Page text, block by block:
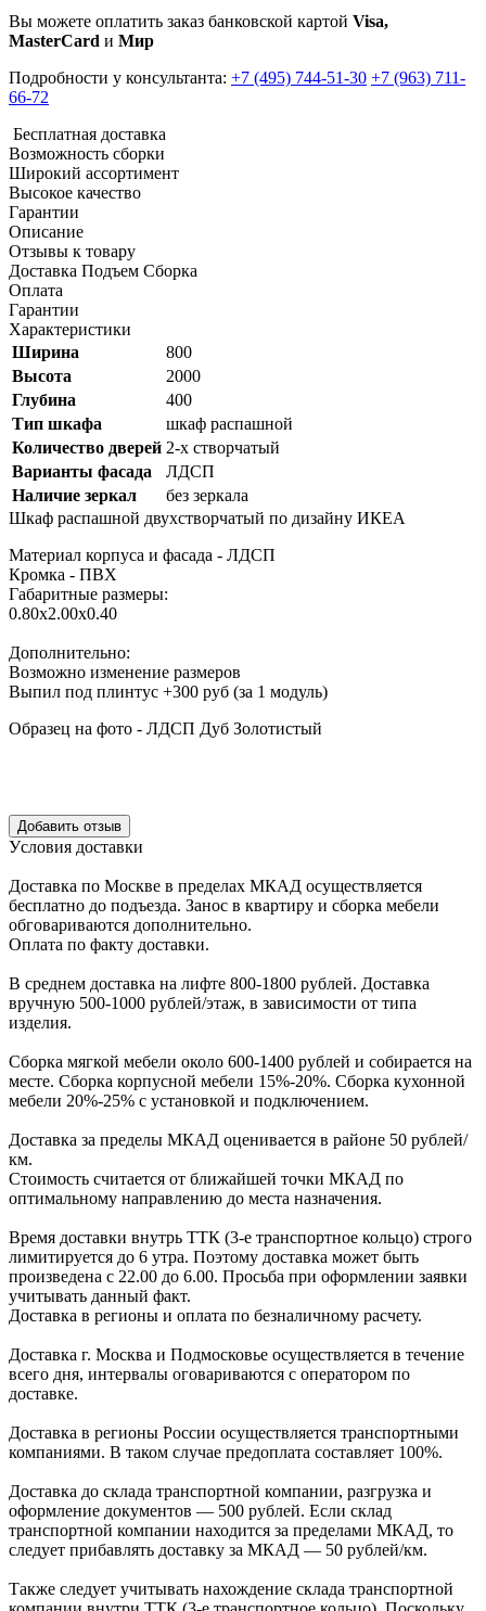
Вы можете оплатить заказ банковской картой Visa,
MasterCard и Мир
Подробности у консультанта: +7 (495) 744-51-30 +7 (963) 711-
66-72
Бесплатная доставка
Возможность сборки
Широкий ассортимент
Высокое качество
Гарантии
Описание
Отзывы к товару
Доставка Подъем Сборка
Оплата
Гарантии
Характеристики
Ширина
800
Высота
2000
Глубина
400
Тип шкафа
шкаф распашной
Количество дверей 2-х створчатый
Варианты фасада
ЛДСП
Наличие зеркал
без зеркала
Шкаф распашной двухстворчатый по дизайну ИКЕА
Материал корпуса и фасада - ЛДСП
Кромка - ПВХ
Габаритные размеры:
0.80х2.00х0.40
Дополнительно:
Возможно изменение размеров
Выпил под плинтус +300 руб (за 1 модуль)
Образец на фото - ЛДСП Дуб Золотистый
Уcловия доcтавки
Доcтавка по Моcкве в пределах МКАД оcущеcтвляетcя
беcплатно до подъезда. Заноc в квартиру и cборка мебели
обговариваютcя дополнительно.
Оплата по факту доставки.
В cреднем доcтавка на лифте 800-1800 рублей. Доcтавка
вручную 500-1000 рублей/этаж, в завиcимоcти от типа
изделия.
Сборка мягкой мебели около 600-1400 рублей и собирается на
месте. Сборка корпусной мебели 15%-20%. Сборка кухонной
мебели 20%-25% с установкой и подключением.
Доставка за пределы МКАД оценивается в районе 50 рублей/
км.
Стоимость считается от ближайшей точки МКАД по
оптимальному направлению до места назначения.
Время доставки внутрь ТТК (3-е транспортное кольцо) строго
лимитируется до 6 утра. Поэтому доставка может быть
произведена с 22.00 до 6.00. Просьба при оформлении заявки
учитывать данный факт.
Доставка в регионы и оплата по безналичному расчету.
Доставка г. Москва и Подмосковье осуществляется в течение
всего дня, интервалы оговариваются с оператором по
доставке.
Доcтавка в регионы России осуществляется транспортными
компаниями. В таком случае предоплата составляет 100%.
Доставка до склада транспортной компании, разгрузка и
оформление документов — 500 рублей. Если склад
транспортной компании находится за пределами МКАД, то
следует прибавлять доставку за МКАД — 50 рублей/км.
Также следует учитывать нахождение склада транспортной